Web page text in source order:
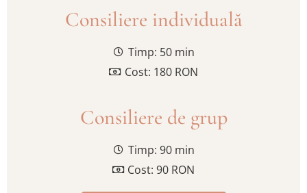
Consiliere individuală
Timp: 50 min
Cost: 180 RON
Consiliere de grup
Timp: 90 min
Cost: 90 RON